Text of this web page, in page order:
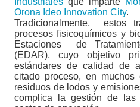
Orona Ideo Innovation City.
Tradicionalmente,
estos
procesos fisicoquímicos y
Estaciones
de
(EDAR), cuyo objetivo
estándares de calidad de
citado proceso, en
residuos de lodos y
complica la gestión de las